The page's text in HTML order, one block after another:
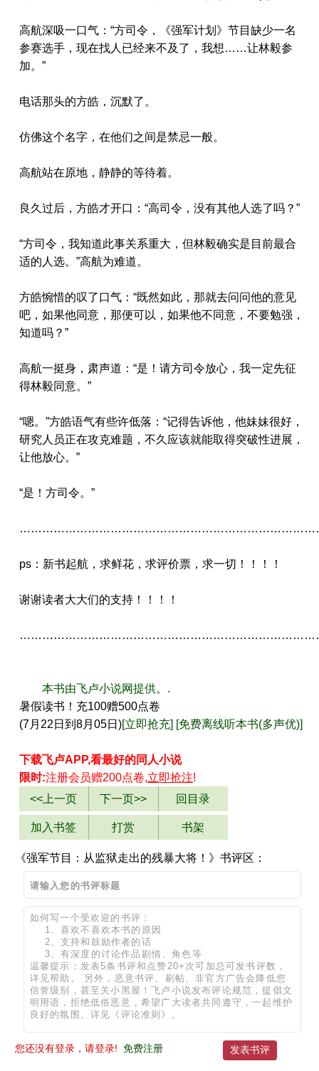
高航深吸一口气：“方司令，《强军计划》节目缺少一名
参赛选手，现在找人已经来不及了，我想……让林毅参
加。”
电话那头的方皓，沉默了。
仿佛这个名字，在他们之间是禁忌一般。
高航站在原地，静静的等待着。
良久过后，方皓才开口：“高司令，没有其他人选了吗？”
“方司令，我知道此事关系重大，但林毅确实是目前最合
适的人选。”高航为难道。
方皓惋惜的叹了口气：“既然如此，那就去问问他的意见
吧，如果他同意，那便可以，如果他不同意，不要勉强，
知道吗？”
高航一挺身，肃声道：“是！请方司令放心，我一定先征
得林毅同意。”
“嗯。”方皓语气有些许低落：“记得告诉他，他妹妹很好，
研究人员正在攻克难题，不久应该就能取得突破性进展，
让他放心。”
“是！方司令。”
ps：新书起航，求鲜花，求评价票，求一切！！！！
谢谢读者大大们的支持！！！！
本书由飞卢小说网提供。.
暑假读书！充100赠500点卷
(7月22日到8月05日)[立即抢充] [免费离线听本书(多声优)]
下载飞卢APP,看最好的同人小说
限时:注册会员赠200点卷,立即抢注!
<<上一页
下一页>> 回目录
加入书签 打赏 书架
《强军节目：从监狱走出的残暴大将！》书评区：
您还没有登录，请登录! 免费注册